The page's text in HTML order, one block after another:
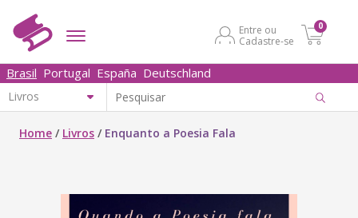
Entre ou
Cadastre-se
0
Brasil Portugal España Deutschland
Home / Livros / Enquanto a Poesia Fala